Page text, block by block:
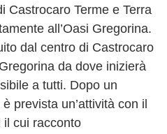
Castrocaro Terme e Terra
all’Oasi Gregorina.
dal centro di Castrocaro
da dove inizierà
a tutti. Dopo un
prevista un’attività con il
il cui racconto